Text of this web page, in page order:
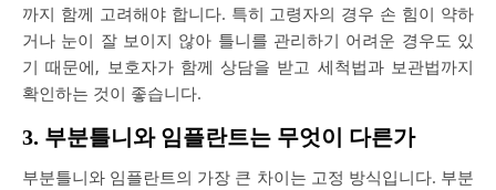
까지 함께 고려해야 합니다. 특히 고령자의 경우 손 힘이 약하
거나 눈이 잘 보이지 않아 틀니를 관리하기 어려운 경우도 있
기 때문에, 보호자가 함께 상담을 받고 세척법과 보관법까지
확인하는 것이 좋습니다.
3. 부분틀니와 임플란트는 무엇이 다른가
부분틀니와 임플란트의 가장 큰 차이는 고정 방식입니다. 부분